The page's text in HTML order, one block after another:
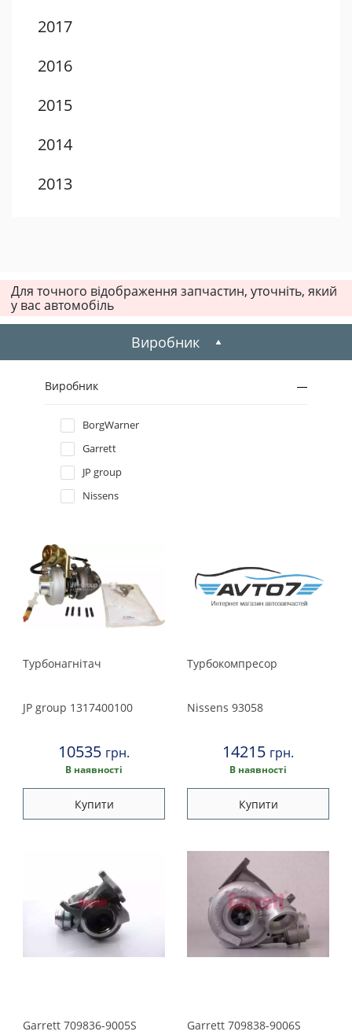
2017
2016
2015
2014
2013
2010
2008
2007
2006
2005
2003
2002
2001
1998
1995
Для точного відображення запчастин, уточніть, який
у вас автомобіль
Виробник
Виробник
BorgWarner
Garrett
JP group
Nissens
Турбонагнiтач
JP group 1317400100
10535 грн.
В наявності
Купити
Турбокомпресор
Nissens 93058
14215 грн.
В наявності
Купити
Garrett 709836-9005S Garrett 709838-9006S